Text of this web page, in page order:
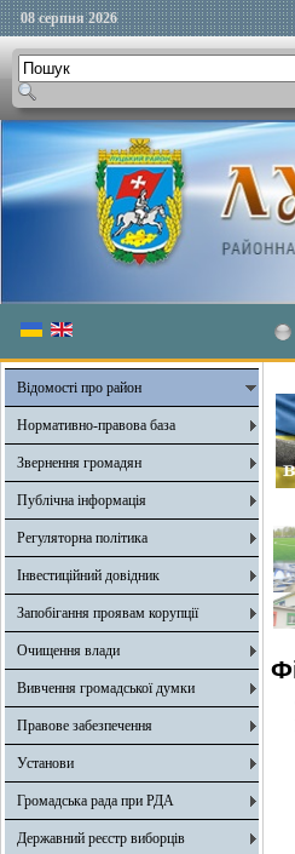
08 серпня 2026
Відомості про район
Нормативно-правова база
Звернення громадян
Публічна інформація
Регуляторна політика
Інвестиційний довідник
Запобігання проявам корупції
Очищення влади
Вивчення громадської думки
Правове забезпечення
Установи
Громадська рада при РДА
Державний реєстр виборців